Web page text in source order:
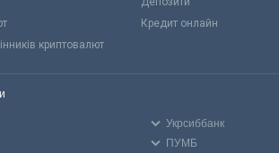
Кредит онлайн
криптовалют
Укрсиббанк
ПУМБ